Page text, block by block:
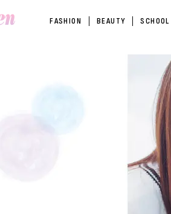
FASHION BEAUTY SCHOOL